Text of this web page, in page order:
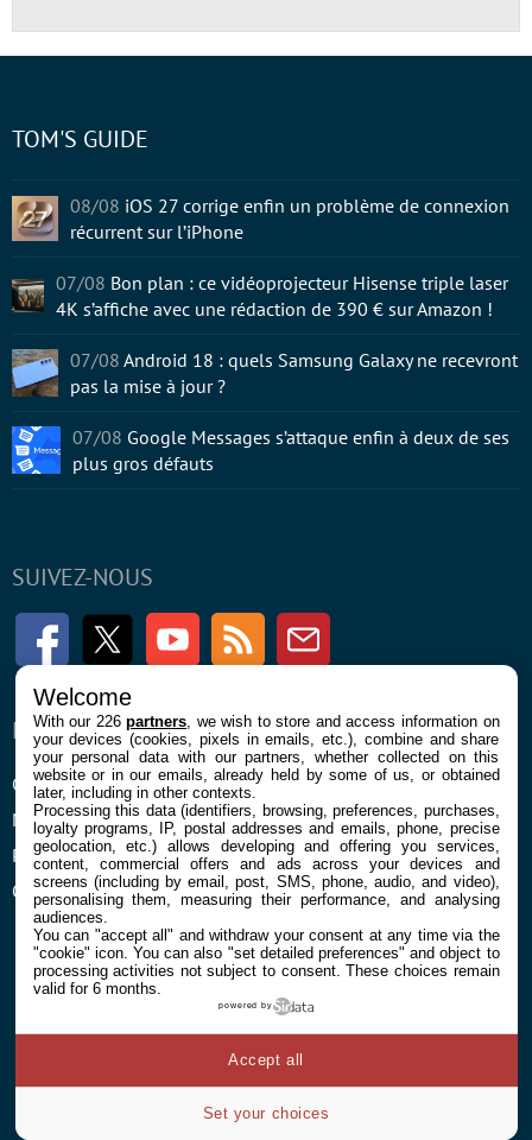
SUIVEZ-NOUS
FacebookTwitter Youtube RSS Newsletter
ENTREPRISE
Confidentialité et Cookies
Mentions légales et CGU
Préférences Cookies
Qui sommes nous
À PROPOS
Contact
TOM'S GUIDE
08/08 iOS 27 corrige enfin un problème de connexion
récurrent sur l’iPhone
07/08 Bon plan : ce vidéoprojecteur Hisense triple laser
4K s’affiche avec une rédaction de 390 € sur Amazon !
07/08 Android 18 : quels Samsung Galaxy ne recevront
pas la mise à jour ?
07/08 Google Messages s’attaque enfin à deux de ses
plus gros défauts
Welcome
With our 226partners , we wish to store and access information on
your devices (cookies, pixels in emails, etc.), combine and share
your personal data with our partners, whether collected on this
website or in our emails, already held by some of us, or obtained
later, including in other contexts.
Processing this data (identifiers, browsing, preferences, purchases,
loyalty programs, IP, postal addresses and emails, phone, precise
geolocation, etc.) allows developing and offering you services,
content, commercial offers and ads across your devices and
screens (including by email, post, SMS, phone, audio, and video),
personalising them, measuring their performance, and analysing
audiences.
You can "accept all" and withdraw your consent at any time via the
"cookie" icon. You can also "set detailed preferences" and object to
processing activities not subject to consent. These choices remain
valid for 6 months.
powered by
Set your choices
Accept all